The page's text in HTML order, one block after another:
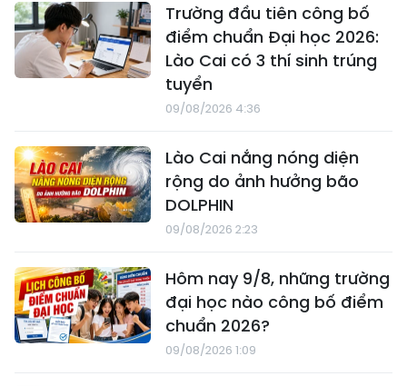
Trường đầu tiên công bố
điểm chuẩn Đại học 2026:
Lào Cai có 3 thí sinh trúng
tuyển
09/08/2026 4:36
Lào Cai nắng nóng diện
rộng do ảnh hưởng bão
DOLPHIN
09/08/2026 2:23
Hôm nay 9/8, những trường
đại học nào công bố điểm
chuẩn 2026?
09/08/2026 1:09